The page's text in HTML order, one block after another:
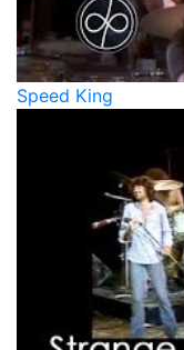
Speed King